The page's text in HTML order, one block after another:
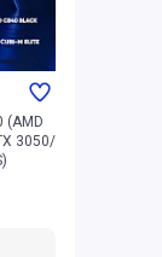
(AMD
3050/